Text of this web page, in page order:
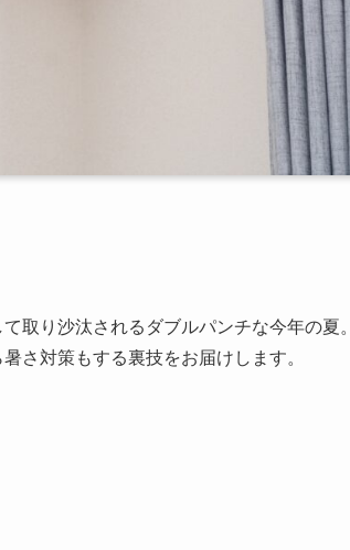
取り沙汰されるダブルパンチな今年の夏。
さ対策もする裏技をお届けします。